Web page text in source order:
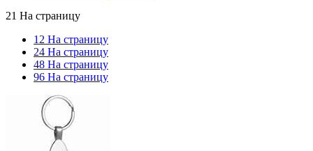
21 На страницу
12 На страницу
24 На страницу
48 На страницу
96 На страницу